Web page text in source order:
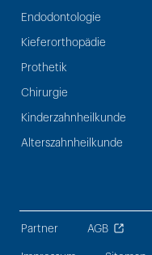
Endodontologie
Kieferorthopädie
Prothetik
Chirurgie
Kinderzahnheilkunde
Alterszahnheilkunde
Partner AGB